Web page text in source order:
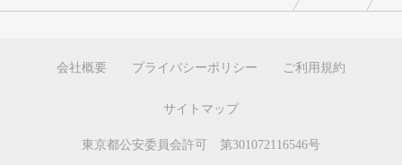
会社概要 プライバシーポリシー ご利用規約
サイトマップ
東京都公安委員会許可 第301072116546号